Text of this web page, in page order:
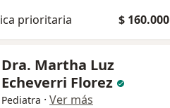
prioritaria $ 160.000
Dra. Martha Luz
Echeverri Florez
Pediatra · Ver más